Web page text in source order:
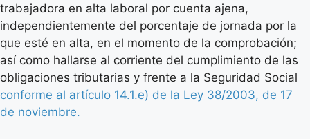
trabajadora en alta laboral por cuenta ajena,
independientemente del porcentaje de jornada por la
que esté en alta, en el momento de la comprobación;
así como hallarse al corriente del cumplimiento de las
obligaciones tributarias y frente a la Seguridad Social
conforme al artículo 14.1.e) de la Ley 38/2003, de 17
de noviembre.